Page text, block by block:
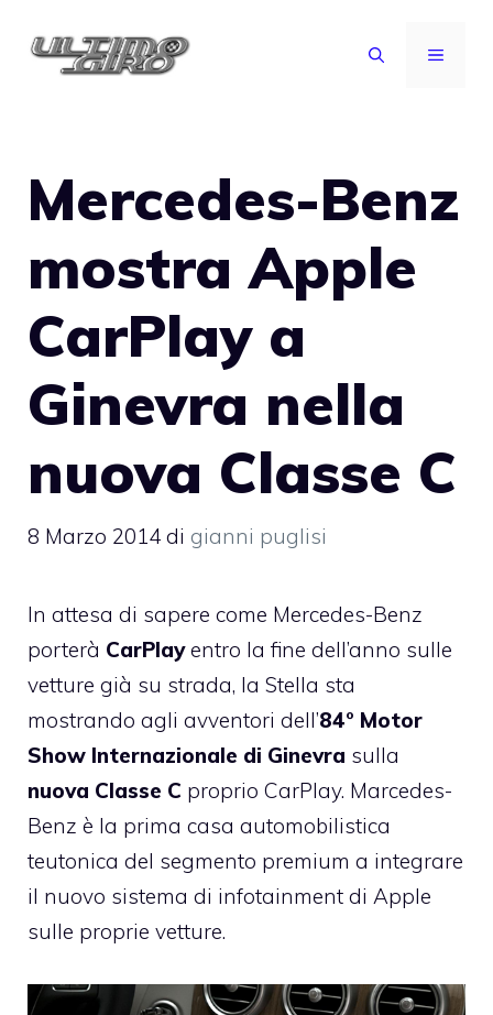
MENU
Mercedes-Benz
mostra Apple
CarPlay a
Ginevra nella
nuova Classe C
8 Marzo 2014 di gianni puglisi
In attesa di sapere come Mercedes-Benz
porterà CarPlayentro la fine dell’anno sulle
vetture già su strada, la Stella sta
mostrando agli avventori dell’84° Motor
Show Internazionale di Ginevra sulla
nuova Classe C proprio CarPlay. Marcedes-
Benz è la prima casa automobilistica
teutonica del segmento premium a integrare
il nuovo sistema di infotainment di Apple
sulle proprie vetture.